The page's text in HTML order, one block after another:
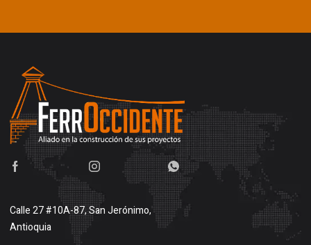
Calle 27 #10A-87, San Jerónimo,
Antioquia